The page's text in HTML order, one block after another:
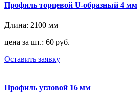
Профиль торцевой U-образный 4 мм
Длина: 2100 мм
цена за шт.: 60 руб.
Оставить заявку
Профиль угловой 16 мм